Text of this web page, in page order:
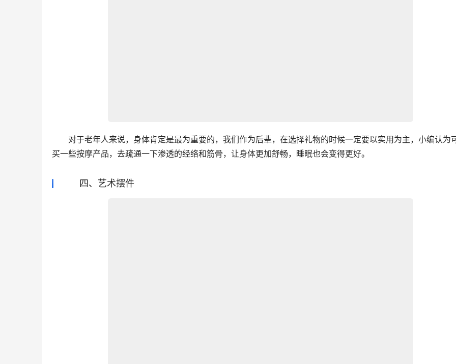
对于老年人来说，身体肯定是最为重要的，我们作为后辈，在选择礼物的时候一定要以实用为主，小编认为
买一些按摩产品，去疏通一下渗透的经络和筋骨，让身体更加舒畅，睡眠也会变得更好。
四、艺术摆件